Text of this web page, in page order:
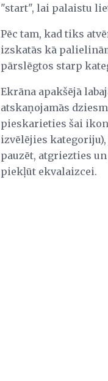
"start", lai palaistu
Pēc tam, kad tiks
izskatās kā
pārslēgtos starp
Ekrāna apakšējā
atskaņojamās
pieskarieties šai
izvēlējies
pauzēt, atgriezties
piekļūt ekvalaizcei.